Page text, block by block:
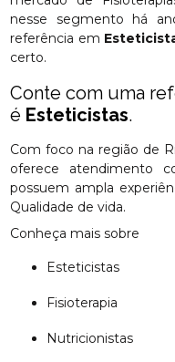
nesse segmento há
referência em
certo.
Conte com uma
é Esteticistas.
Com foco na região de
oferece atendimento
possuem ampla
Qualidade de vida.
Conheça mais sobre
Esteticistas
Fisioterapia
Nutricionistas